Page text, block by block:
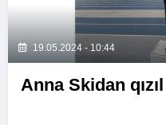
19.05.2024 - 10:44
Anna Skidan